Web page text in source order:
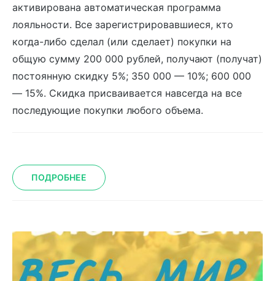
активирована автоматическая программа
лояльности. Все зарегистрировавшиеся, кто
когда-либо сделал (или сделает) покупки на
общую сумму 200 000 рублей, получают (получат)
постоянную скидку 5%; 350 000 — 10%; 600 000
— 15%. Скидка присваивается навсегда на все
последующие покупки любого объема.
ПОДРОБНЕЕ